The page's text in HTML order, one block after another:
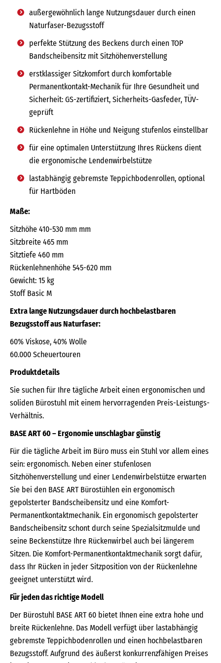
außergewöhnlich lange Nutzungsdauer durch einen
Naturfaser-Bezugsstoff
perfekte Stützung des Beckens durch einen TOP
Bandscheibensitz mit Sitzhöhenverstellung
erstklassiger Sitzkomfort durch komfortable
Permanentkontakt-Mechanik für Ihre Gesundheit und
Sicherheit: GS-zertifiziert, Sicherheits-Gasfeder, TÜV-
geprüft
Rückenlehne in Höhe und Neigung stufenlos einstellbar
für eine optimalen Unterstützung Ihres Rückens dient
die ergonomische Lendenwirbelstütze
lastabhängig gebremste Teppichbodenrollen, optional
für Hartböden
Maße:
Sitzhöhe 410-530 mm mm
Sitzbreite 465 mm
Sitztiefe 460 mm
Rückenlehnenhöhe 545-620 mm
Gewicht: 15 kg
Stoff Basic M
Extra lange Nutzungsdauer durch hochbelastbaren
Bezugsstoff aus Naturfaser:
60% Viskose, 40% Wolle
60.000 Scheuertouren
Produktdetails
Sie suchen für Ihre tägliche Arbeit einen ergonomischen und
soliden Bürostuhl mit einem hervorragenden Preis-Leistungs-
Verhältnis.
BASE ART 60 – Ergonomie unschlagbar günstig
Für die tägliche Arbeit im Büro muss ein Stuhl vor allem eines
sein: ergonomisch. Neben einer stufenlosen
Sitzhöhenverstellung und einer Lendenwirbelstütze erwarten
Sie bei den BASE ART Bürostühlen ein ergonomisch
gepolsterter Bandscheibensitz und eine Komfort-
Permanentkontaktmechanik. Ein ergonomisch gepolsterter
Bandscheibensitz schont durch seine Spezialsitzmulde und
seine Beckenstütze Ihre Rückenwirbel auch bei längerem
Sitzen. Die Komfort-Permanentkontaktmechanik sorgt dafür,
dass Ihr Rücken in jeder Sitzposition von der Rückenlehne
geeignet unterstützt wird.
Für jeden das richtige Modell
Der Bürostuhl BASE ART 60 bietet Ihnen eine extra hohe und
breite Rückenlehne. Das Modell verfügt über lastabhängig
gebremste Teppichbodenrollen und einen hochbelastbaren
Bezugsstoff. Aufgrund des äußerst konkurrenzfähigen Preises